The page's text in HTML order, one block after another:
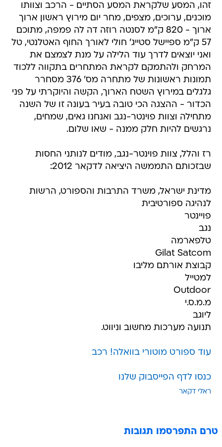
זהו, המסע שלקראת המסע הסתיים - הרכב וצוותו
מוכנים, ערוכים, מצפים, מחר יום מירוץ ראשון ארוך
ארוך - 820 ק"מ לסנטה רוזה דה לה פמפה, מתוכם
57 ק"מ ספיישל סטייג' חולי לאורך החוף האטלנטי, טל
ואני יוצאים לדרך עוד הלילה על מנת לצמצם את
המרחק ולהתמקם לקראת המתחרים בתקווה ללכוד
תמונות ראשונות של מתחרה מס' 376 מסחרר
גלגלים במירוץ השטח הארוך, הקשה והיוקרתי על פני
הכדור - ההצגה הכי טובה בעיר בעונה זו של השנה
מתחילה וצוות פוינטר-נגב ואנחנו גאים, שמחים,
נרגשים להיות חלק ממנה - שאו שלום.
רז והלל, צוות פוינטר-נגב, מודים לנותני החסות
שבזכותם התממשה היציאה לדקאר 2012:
מדינת ישראל, משרד התרבות והספורט, הרשות
לנהיגה ספורטיבית
פויינטר
נגב
טלפארמה
Gilat Satcom
קבוצת אורתם מליבו
למטייל
Outdoor
מ.מ.ס.י
ליוגב
תנועה מערכות מחשוב וניווט.
עוד ספורט מוטורי בוואלה! רכב
כנסו לדף הפייסבוק שלנו
ראלי דקאר
טרם התפרסמו תגובות